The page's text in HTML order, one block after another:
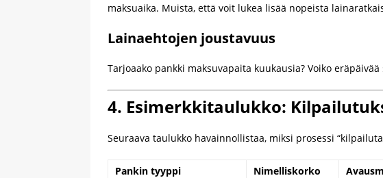
maksuaika. Muista, että voit lukea lisää nopeista
Lainaehtojen joustavuus
Tarjoaako pankki maksuvapaita kuukausia? Voiko
4. Esimerkkitaulukko:
Seuraava taulukko havainnollistaa, miksi prosessi
Pankin tyyppi Nimelliskorko